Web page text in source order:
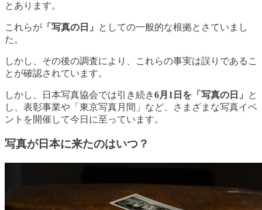
とあります。
これらが 「写真の日」
としての一般的な根拠とさていまし
た。
しかし、その後の調査により、これらの事実は誤りであるこ
とが確認されています。
しかし、日本写真協会では引き続き6月1日を「写真の日」
と
し、表彰事業や「東京写真月間」など、さまざまな写真イベ
ントを開催して今日に至っています。
写真が日本に来たのはいつ？